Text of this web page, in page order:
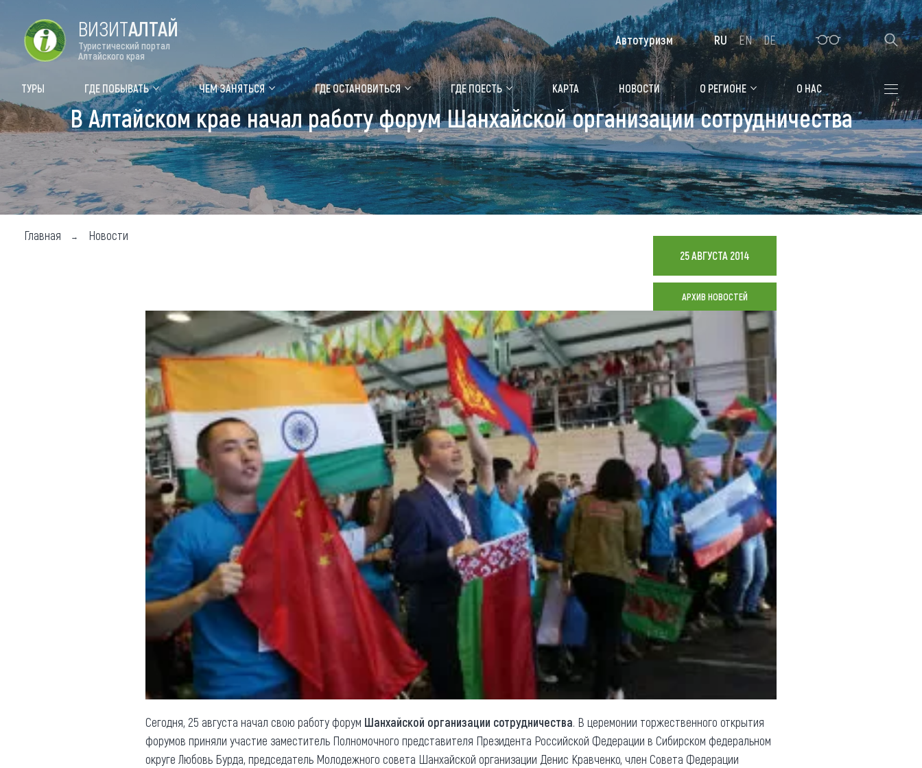
Цветение маральника Медицинский форум Алтайская зимовка
Туры Где побывать
Объекты природы
Объекты истории и культуры
Объекты развлечений
Чем заняться
Календарь событий
Аудиогид
Мой маршрут
Где остановиться
Санатории
Гостиницы, отели
Коттеджи, базы
Сельские усадьбы
Мотели, придорожные отели
Придорожные кафе
Карта
Новости
Что привезти (сувениры)
О регионе
Общая информация
Как добраться
Люди, прославившие Алтай
Карты и буклеты
Коллекция впечатлений
Блог путешественника
Видеогалерея
Фотогалерея
Другие рубрики
Реестр туроператоров
Реестр туристических
агентств Алтайского края
Обращения граждан
Противодействие коррупции
ВИЗИТАЛТАЙ
Туристический портал
Алтайского края
ТУРЫ ГДЕ ПОБЫВАТЬ ЧЕМ ЗАНЯТЬСЯ ГДЕ ОСТАНОВИТЬСЯ ГДЕ ПОЕСТЬ КАРТА НОВОСТИ О РЕГИОНЕ О НАС
Автотуризм RU EN DE
В Алтайском крае начал работу форум Шанхайской организации сотрудничества
Главная Новости
25 АВГУСТА 2014
АРХИВ НОВОСТЕЙ
Сегодня, 25 августа начал свою работу форум Шанхайской организации сотрудничества. В церемонии торжественного открытия
форумов приняли участие заместитель Полномочного представителя Президента Российской Федерации в Сибирском федеральном
округе Любовь Бурда, председатель Молодежного совета Шанхайской организации Денис Кравченко, член Совета Федерации